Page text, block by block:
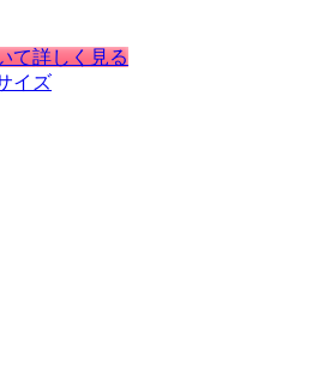
て詳しく見る
イズ